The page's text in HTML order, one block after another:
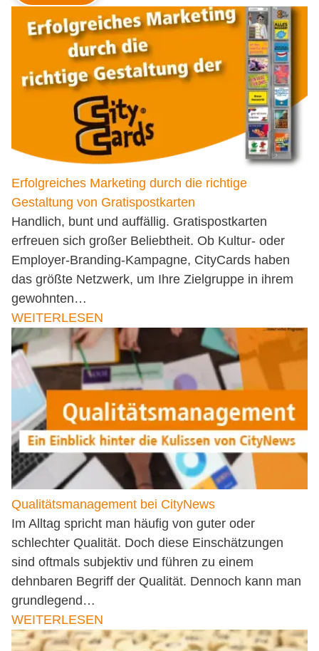
Erfolgreiches Marketing durch die richtige
Gestaltung von Gratispostkarten
Handlich, bunt und auffällig. Gratispostkarten
erfreuen sich großer Beliebtheit. Ob Kultur- oder
Employer-Branding-Kampagne, CityCards haben
das größte Netzwerk, um Ihre Zielgruppe in ihrem
gewohnten…
WEITERLESEN
Qualitätsmanagement bei CityNews
Im Alltag spricht man häufig von guter oder
schlechter Qualität. Doch diese Einschätzungen
sind oftmals subjektiv und führen zu einem
dehnbaren Begriff der Qualität. Dennoch kann man
grundlegend…
WEITERLESEN